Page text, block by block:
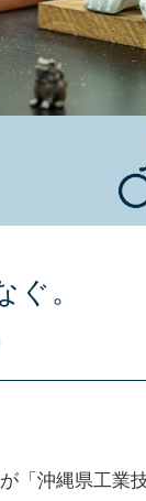
。
「沖縄県工業